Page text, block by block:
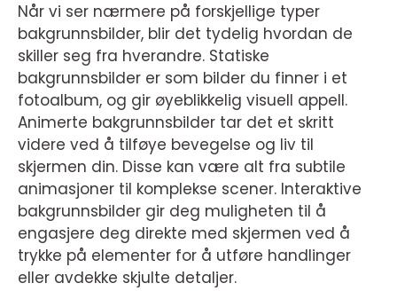
Når vi ser nærmere på forskjellige typer
bakgrunnsbilder, blir det tydelig hvordan de
skiller seg fra hverandre. Statiske
bakgrunnsbilder er som bilder du finner i et
fotoalbum, og gir øyeblikkelig visuell appell.
Animerte bakgrunnsbilder tar det et skritt
videre ved å tilføye bevegelse og liv til
skjermen din. Disse kan være alt fra subtile
animasjoner til komplekse scener. Interaktive
bakgrunnsbilder gir deg muligheten til å
engasjere deg direkte med skjermen ved å
trykke på elementer for å utføre handlinger
eller avdekke skjulte detaljer.